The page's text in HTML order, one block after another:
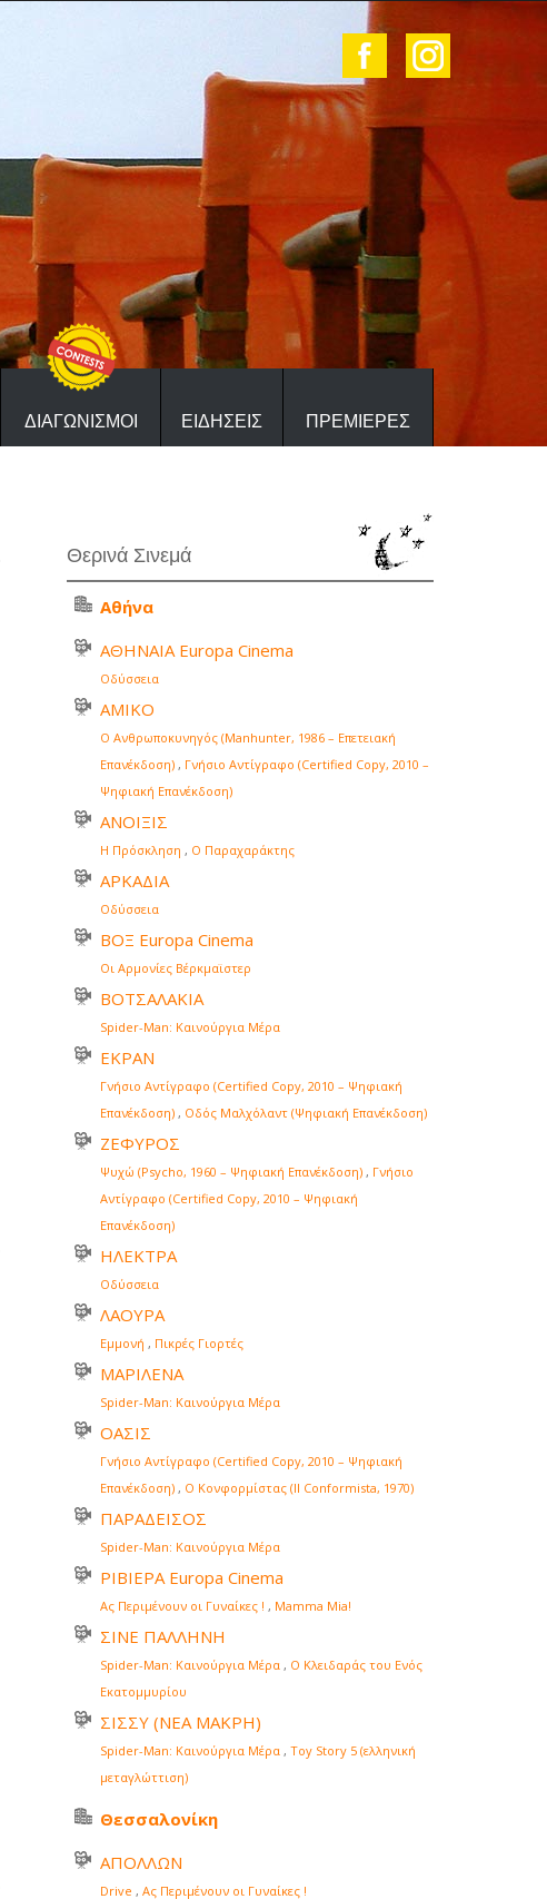
ΔΙΑΓΩΝΙΣΜΟΙ ΕΙΔΗΣΕΙΣ ΠΡΕΜΙΕΡΕΣ
Θερινά Σινεμά
Αθήνα
ΑΘΗΝΑΙΑ Europa Cinema
Οδύσσεια
ΑΜΙΚΟ
Ο Ανθρωποκυνηγός (Manhunter, 1986 – Επετειακή
Επανέκδοση) , Γνήσιο Αντίγραφο (Certified Copy, 2010 –
Ψηφιακή Επανέκδοση)
ΑΝΟΙΞΙΣ
Η Πρόσκληση , Ο Παραχαράκτης
ΑΡΚΑΔΙΑ
Οδύσσεια
ΒΟΞ Europa Cinema
Οι Αρμονίες Βέρκμαϊστερ
ΒΟΤΣΑΛΑΚΙΑ
Spider-Man: Καινούργια Μέρα
ΕΚΡΑΝ
Γνήσιο Αντίγραφο (Certified Copy, 2010 – Ψηφιακή
Επανέκδοση) , Οδός Μαλχόλαντ (Ψηφιακή Επανέκδοση)
ΖΕΦΥΡΟΣ
Ψυχώ (Psycho, 1960 – Ψηφιακή Επανέκδοση) , Γνήσιο
Αντίγραφο (Certified Copy, 2010 – Ψηφιακή
Επανέκδοση)
ΗΛΕΚΤΡΑ
Οδύσσεια
ΛΑΟΥΡΑ
Εμμονή , Πικρές Γιορτές
ΜΑΡΙΛΕΝΑ
Spider-Man: Καινούργια Μέρα
ΟΑΣΙΣ
Γνήσιο Αντίγραφο (Certified Copy, 2010 – Ψηφιακή
Επανέκδοση) , Ο Κονφορμίστας (Il Conformista, 1970)
ΠΑΡΑΔΕΙΣΟΣ
Spider-Man: Καινούργια Μέρα
ΡΙΒΙΕΡΑ Europa Cinema
Ας Περιμένουν οι Γυναίκες ! , Mamma Mia!
ΣΙΝΕ ΠΑΛΛΗΝΗ
Spider-Man: Καινούργια Μέρα , Ο Κλειδαράς του Ενός
Εκατομμυρίου
ΣΙΣΣΥ (ΝΕΑ ΜΑΚΡΗ)
Spider-Man: Καινούργια Μέρα , Toy Story 5 (ελληνική
μεταγλώττιση)
Θεσσαλονίκη
ΑΠΟΛΛΩΝ
Drive , Ας Περιμένουν οι Γυναίκες !